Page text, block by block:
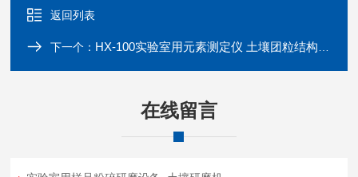
返回列表
下一个： HX-100实验室用元素测定仪 土壤团粒结构分析仪
在线留言